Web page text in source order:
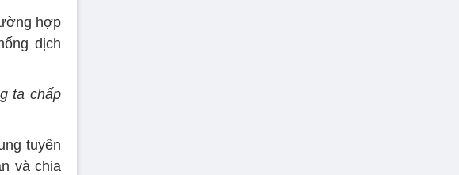
hợp
dịch
ta chấp
tuyên
và chia